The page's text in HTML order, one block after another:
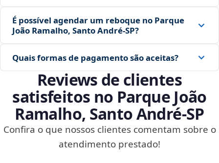
É possível agendar um reboque no Parque
João Ramalho, Santo André‑SP?
Quais formas de pagamento são aceitas?
Reviews de clientes
satisfeitos no Parque João
Ramalho, Santo André‑SP
Confira o que nossos clientes comentam sobre o
atendimento prestado!